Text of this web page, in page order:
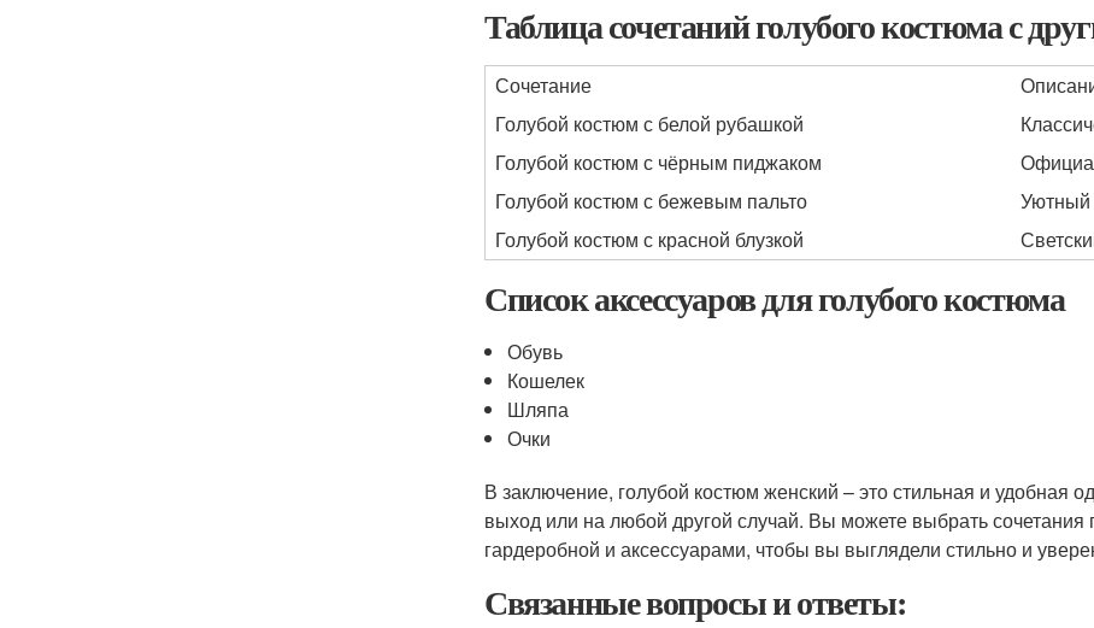
Таблица сочетаний голубого костюма с
Сочетание
Голубой костюм с белой рубашкой
Голубой костюм с чёрным пиджаком
Голубой костюм с бежевым пальто
Уютный
Голубой костюм с красной блузкой
Список аксессуаров для голубого костюма
Обувь
Кошелек
Шляпа
Очки
В заключение, голубой костюм женский – это стильная и удобная
выход или на любой другой случай. Вы можете выбрать
гардеробной и аксессуарами, чтобы вы выглядели стильно и
Связанные вопросы и ответы: